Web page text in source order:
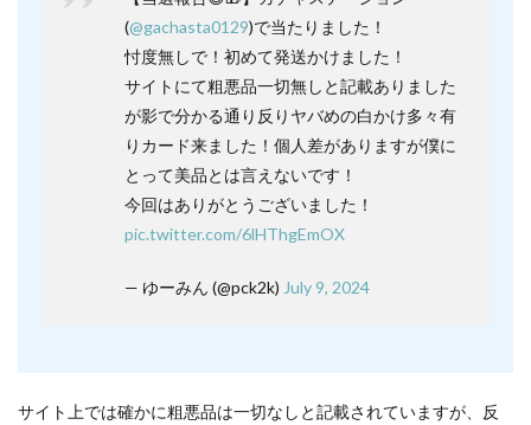
(@gachasta0129)で当たりました！
忖度無しで！初めて発送かけました！
サイトにて粗悪品一切無しと記載ありました
が影で分かる通り反りヤバめの白かけ多々有
りカード来ました！個人差がありますが僕に
とって美品とは言えないです！
今回はありがとうございました！
pic.twitter.com/6lHThgEmOX
— ゆーみん (@pck2k) July 9, 2024
サイト上では確かに粗悪品は一切なしと記載されていますが、反